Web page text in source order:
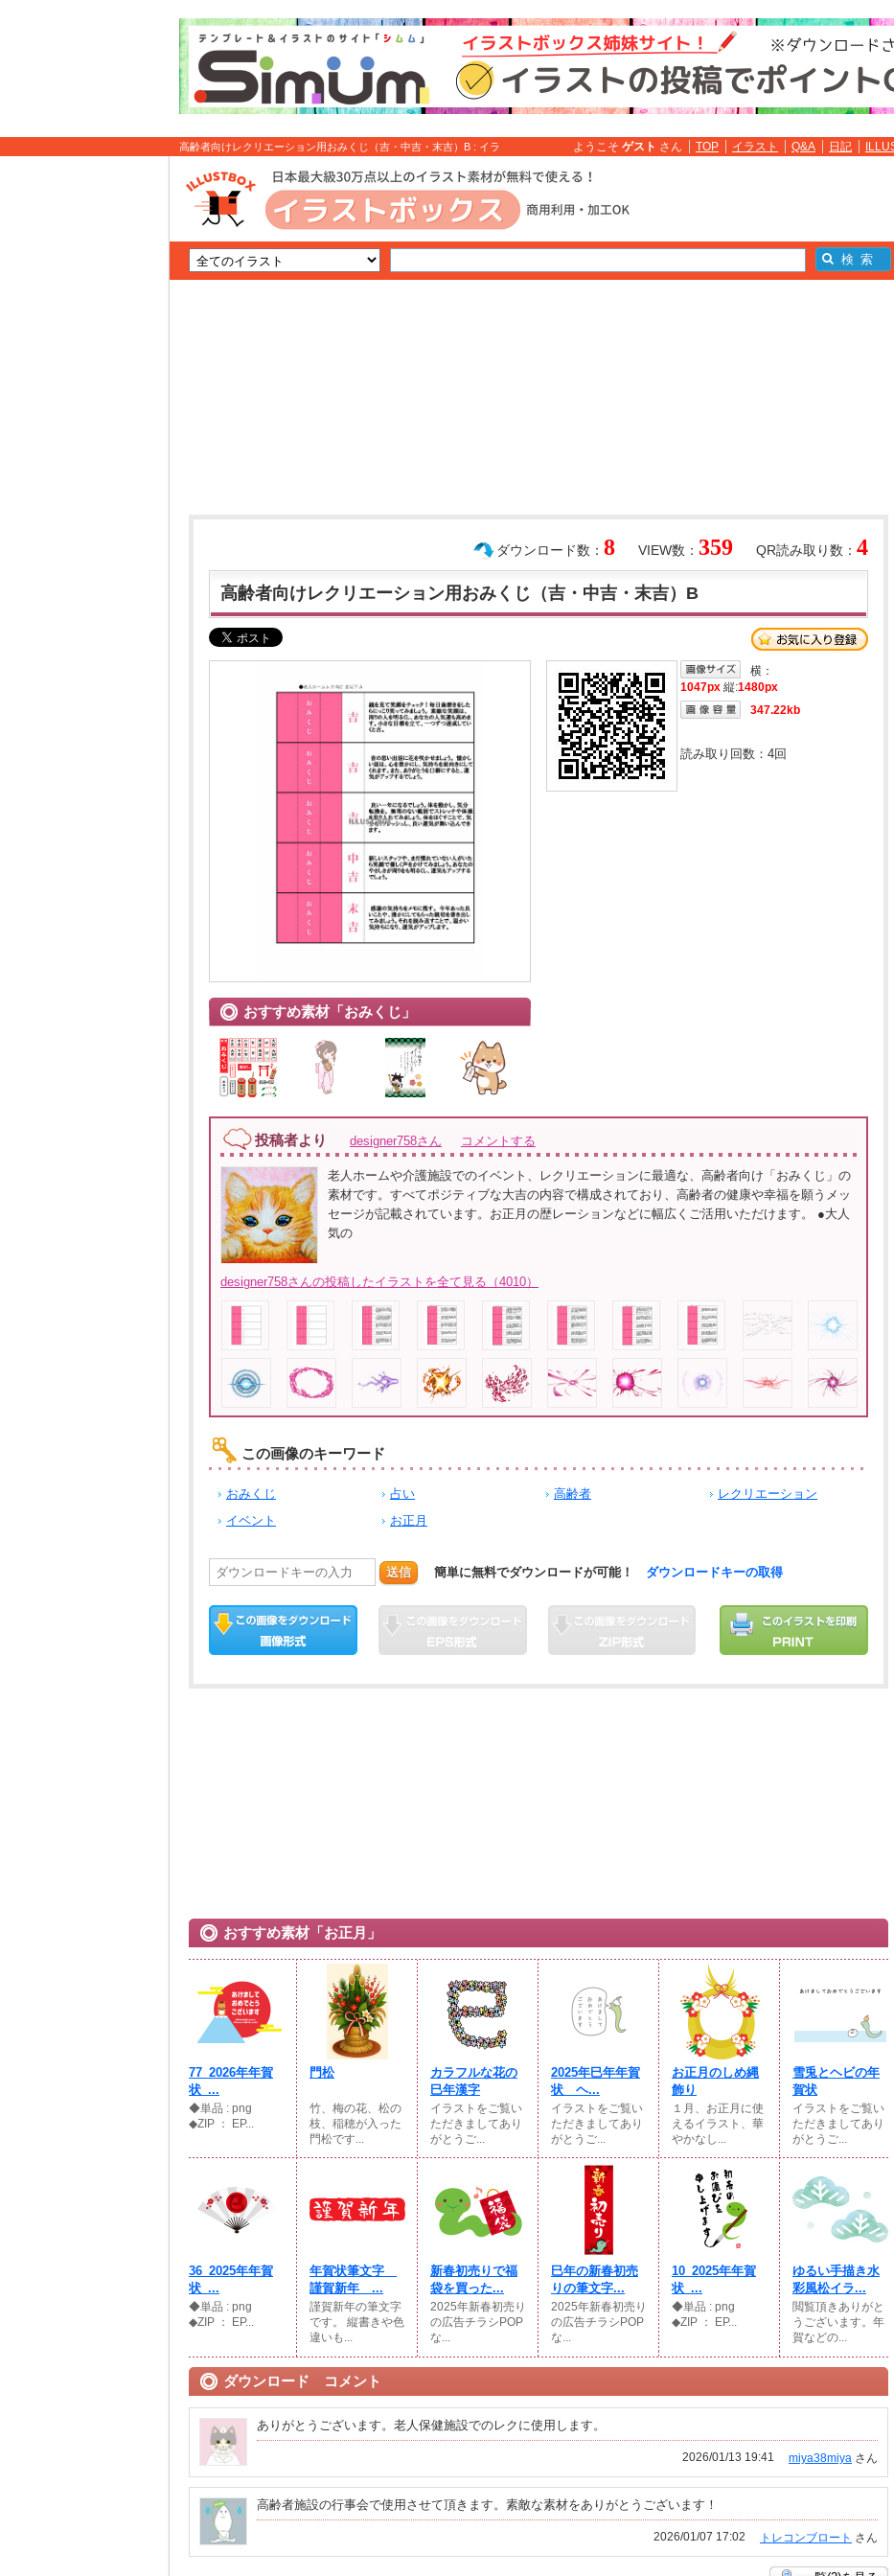
高齢者向けレクリエーション用おみくじ（吉・中吉・末吉）B : イラ
ようこそ ゲスト さん TOP イラスト Q&A 日記
QR読み取り数： 4
VIEW数： 359
ダウンロード数： 8
高齢者向けレクリエーション用おみくじ（吉・中吉・末吉）B
おすすめ素材「おみくじ」
横：
1047px 縦:1480px
347.22kb
読み取り回数： 4回
投稿者より designer758さん コメントする
老人ホームや介護施設でのイベント、レクリエーションに最適な、高齢者向け「おみくじ」の
素材です。すべてポジティブな大吉の内容で構成されており、高齢者の健康や幸福を願うメッ
セージが記載されています。お正月の歴レーションなどに幅広くご活用いただけます。 ●大人
気の
designer758さんの投稿したイラストを全て見る（4010）
この画像のキーワード
おみくじ 占い 高齢者
レクリエーション
イベント
お正月
送信 簡単に無料でダウンロードが可能！ ダウンロードキーの取得
おすすめ素材「お正月」
77_2026年年賀
状_...
◆単品 : png
◆ZIP ： EP...
門松
竹、梅の花、松の
枝、稲穂が入った
門松です...
カラフルな花の
巳年漢字
イラストをご覧い
ただきましてあり
がとうご...
2025年巳年年賀
状 ヘ...
イラストをご覧い
ただきましてあり
がとうご...
お正月のしめ縄
飾り
１月、お正月に使
えるイラスト、華
やかなし...
雪兎とヘビの年
賀状
イラストをご覧い
ただきましてあり
がとうご...
36_2025年年賀
状_...
◆単品 : png
◆ZIP ： EP...
年賀状筆文字
謹賀新年 ...
謹賀新年の筆文字
です。 縦書きや色
違いも...
新春初売りで福
袋を買った...
2025年新春初売り
の広告チラシPOP
な...
巳年の新春初売
りの筆文字...
2025年新春初売り
の広告チラシPOP
な...
10_2025年年賀
状_...
◆単品 : png
◆ZIP ： EP...
ゆるい手描き水
彩風松イラ...
閲覧頂きありがと
うございます。年
賀などの...
ダウンロード コメント
ありがとうございます。老人保健施設でのレクに使用します。
miya38miya さん
2026/01/13 19:41
高齢者施設の行事会で使用させて頂きます。素敵な素材をありがとうございます！
トレコンブロート さん
2026/01/07 17:02